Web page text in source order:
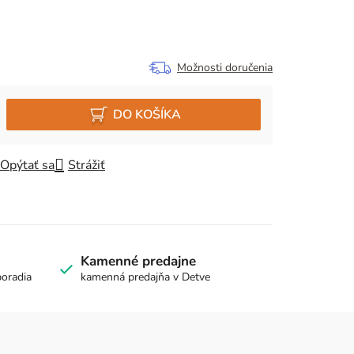
Možnosti doručenia
DO KOŠÍKA
Opýtať sa Strážiť
Kamenné predajne
kamenná predajňa v Detve